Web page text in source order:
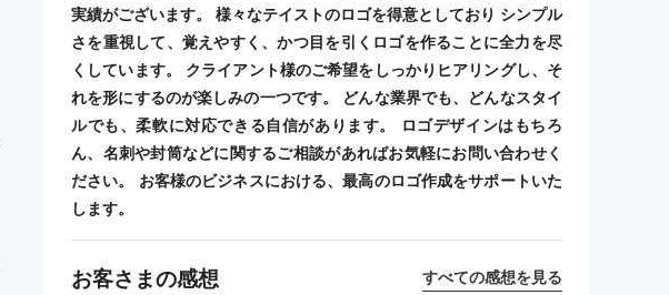
実績がございます。 様々なテイストのロゴを得意としており シンプル
さを重視して、覚えやすく、かつ目を引くロゴを作ることに全力を尽
くしています。 クライアント様のご希望をしっかりヒアリングし、そ
れを形にするのが楽しみの一つです。 どんな業界でも、どんなスタイ
ルでも、柔軟に対応できる自信があります。 ロゴデザインはもちろ
ん、名刺や封筒などに関するご相談があればお気軽にお問い合わせく
ださい。 お客様のビジネスにおける、最高のロゴ作成をサポートいた
します。
お客さまの感想 すべての感想を見る